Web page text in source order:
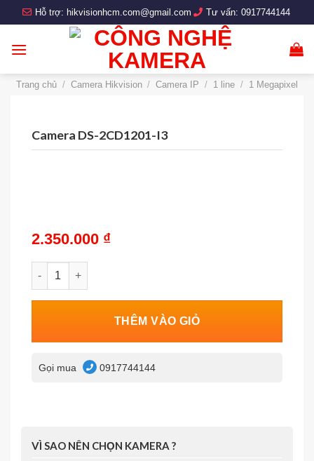
to
content
Hỗ trợ: hikvisionhcm.com@gmail.com Tư vấn: 0917744144
Trang chủ / Camera Hikvision / Camera IP / 1 line / 1 Megapixel
Camera DS-2CD1201-I3
2.350.000 ₫
Camera DS-2CD1201-I3 số lượng
THÊM VÀO GIỎ
Gọi mua 0917744144
VÌ SAO NÊN CHỌN KAMERA ?